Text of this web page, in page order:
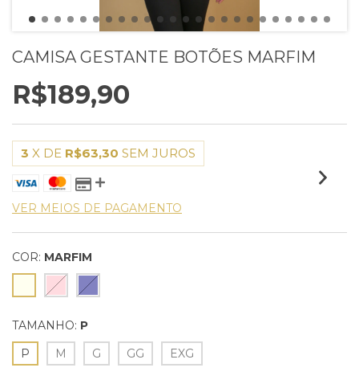
CAMISA GESTANTE BOTÕES MARFIM
R$189,90
3 X DE R$63,30 SEM JUROS
VER MEIOS DE PAGAMENTO
COR: MARFIM
TAMANHO: P
P
M G GG EXG